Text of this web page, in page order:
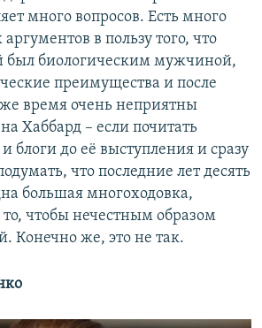
много вопросов. Есть много
в пользу того, что
был биологическим мужчиной,
преимущества и после
время очень неприятны
Хаббард – если почитать
блоги до её выступления и сразу
что последние лет десять
большая многоходовка,
чтобы нечестным образом
Конечно же, это не так.